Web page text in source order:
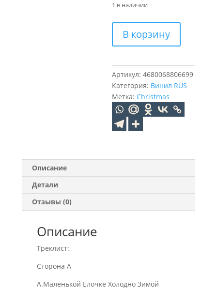
1 в наличии
товара
Новогодний
Песни
Для
Хорошего
Настроения
(Crystal
Blue)
В корзину
Артикул:4680068806699
Категория: Винил RUS
Метка: Christmas
Описание
Детали
Отзывы (0)
Описание
Треклист:
Сторона А
А.Маленькой Ёлочке Холодно Зимой